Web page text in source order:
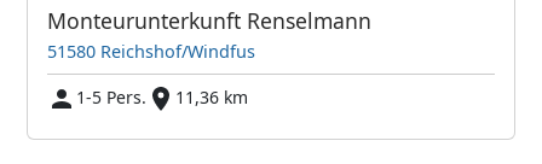
Monteurunterkunft Renselmann
51580 Reichshof/Windfus
1-5 Pers.
11,36 km